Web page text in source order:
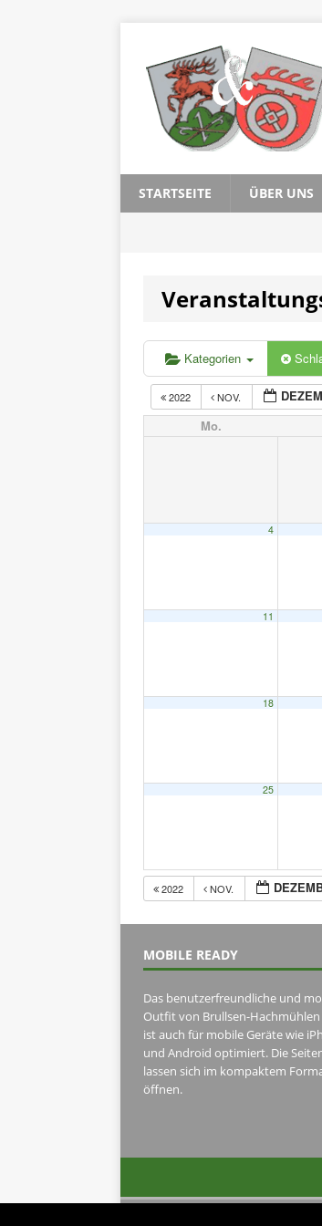
STARTSEITE ÜBER UNS
Kategorien
2022 NOV.
Mo.
4
11
18
25
2022 NOV.
MOBILE READY
Das benutzerfreundliche und
Outfit von Brullsen-
ist auch für mobile Geräte wie
und Android optimiert. Die
lassen sich im kompaktem
öffnen.